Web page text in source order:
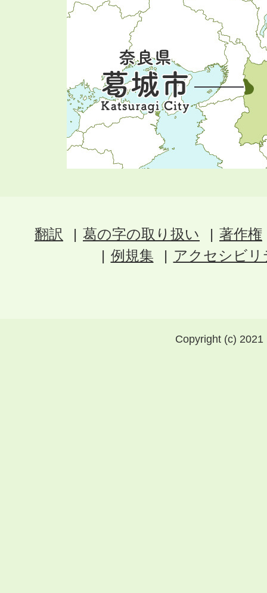
翻訳 葛の字の取り扱い
著作権
例規集
アクセシビ
Copyright (c)